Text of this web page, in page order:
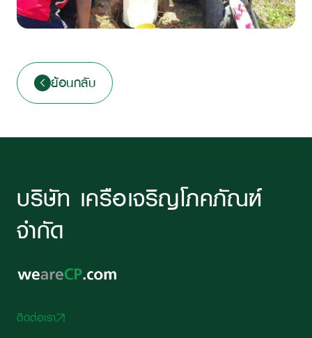
ย้อนกลับ
บริษัท เครือเจริญโภคภัณฑ์
จำกัด
ติดต่อเรา